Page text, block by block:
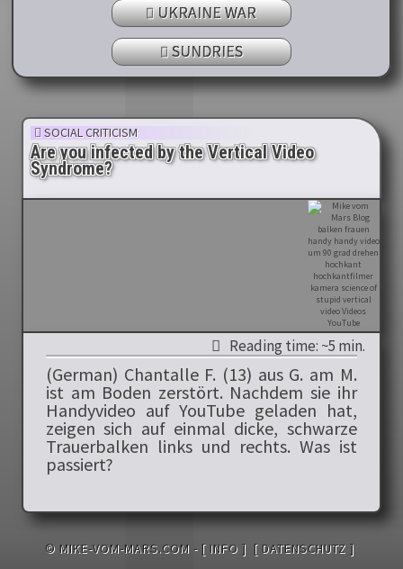
UKRAINE WAR
SUNDRIES
SOCIAL CRITICISM
Are you infected by the Vertical Video
Syndrome?
Reading time: ~5 min.
(German) Chantalle F. (13) aus G. am M.
ist am Boden zerstört. Nachdem sie ihr
Handyvideo auf YouTube geladen hat,
zeigen sich auf einmal dicke, schwarze
Trauerbalken links und rechts. Was ist
passiert?
© MIKE-VOM-MARS.COM - [ INFO ] [ DATENSCHUTZ ]